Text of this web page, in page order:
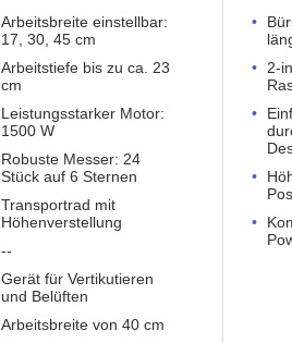
Arbeitsbreite einstellbar:
17, 30, 45 cm
Arbeitstiefe bis zu ca. 23
cm
Leistungsstarker Motor:
1500 W
Robuste Messer: 24
Stück auf 6 Sternen
Transportrad mit
Höhenverstellung
--
Gerät für Vertikutieren
und Belüften
Arbeitsbreite von 40 cm
2-